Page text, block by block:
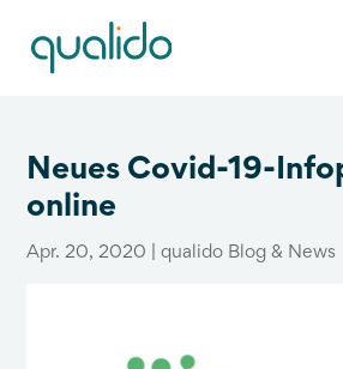
Neues Covid-19-
online
Apr. 20, 2020 |qualido Blog & News